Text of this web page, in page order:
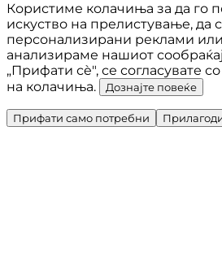
Користиме колачиња за да го
искуство на прелистување, да
персонализирани реклами
анализираме нашиот
„Прифати сè", се согласувате
на колачиња.
Дознајте повеќе
Прифати само потребни